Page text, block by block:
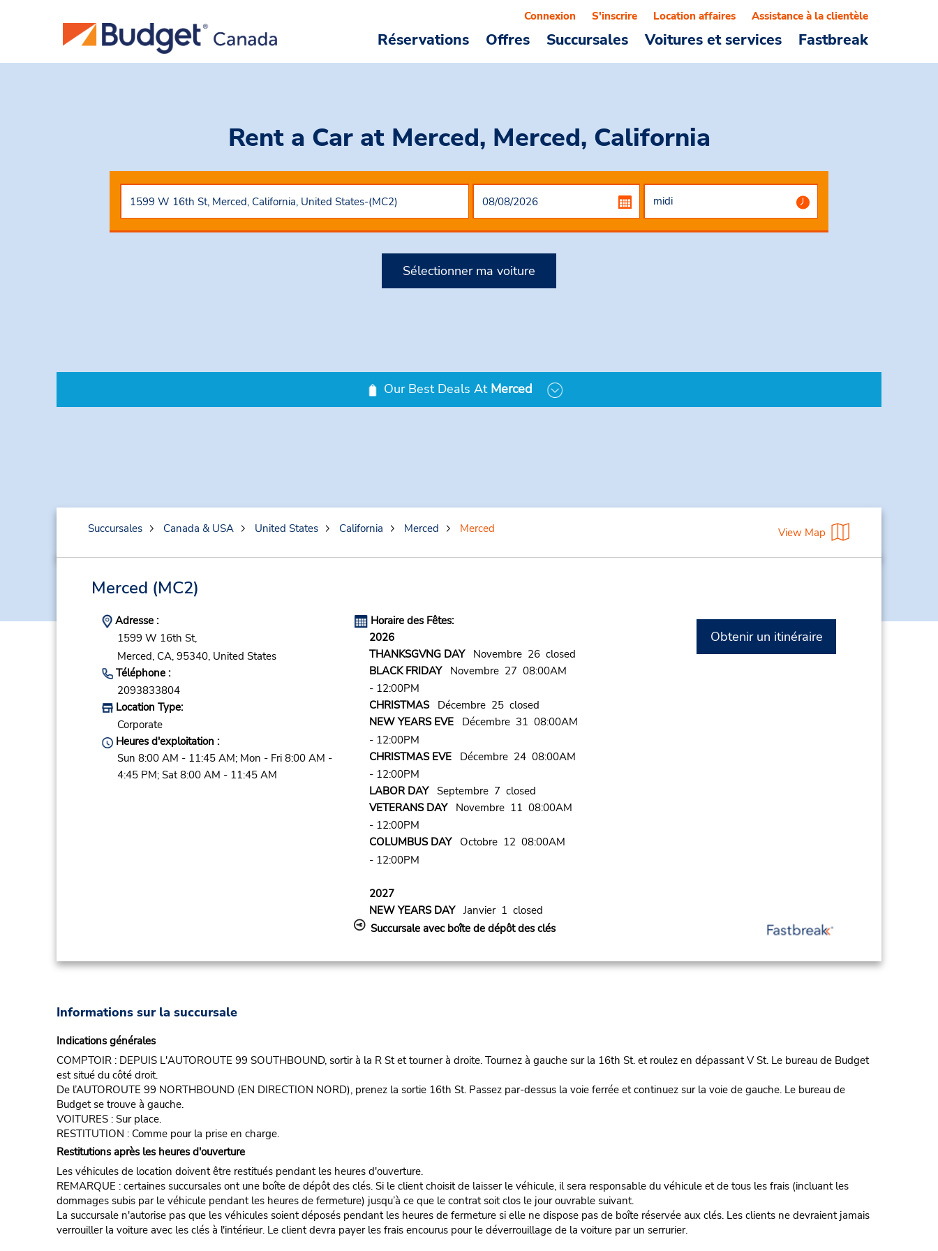
Réservations Offres Succursales Voitures et services Fastbreak
Connexion S'inscrire Location affaires Assistance à la clientèle
Rent a Car at Merced, Merced, California
Sélectionner ma voiture
Our Best Deals At Merced
Succursales Canada & USA United States California Merced Merced View Map
Merced (MC2)
Adresse :
1599 W 16th St,
Merced, CA, 95340, United States
Téléphone :
2093833804
Location Type:
Corporate
Heures d'exploitation :
Sun 8:00 AM - 11:45 AM; Mon - Fri 8:00 AM -
4:45 PM; Sat 8:00 AM - 11:45 AM
Horaire des Fêtes:
2026
THANKSGVNG DAYNovembre 26 closed
BLACK FRIDAYNovembre 27 08:00AM
- 12:00PM
CHRISTMASDécembre 25 closed
NEW YEARS EVEDécembre 31 08:00AM
- 12:00PM
CHRISTMAS EVEDécembre 24 08:00AM
- 12:00PM
LABOR DAYSeptembre 7 closed
VETERANS DAYNovembre 11 08:00AM
- 12:00PM
COLUMBUS DAYOctobre 12 08:00AM
- 12:00PM
2027
NEW YEARS DAYJanvier 1 closed
Succursale avec boîte de dépôt des clés
Obtenir un itinéraire
Informations sur la succursale
Indications générales
COMPTOIR : DEPUIS L'AUTOROUTE 99 SOUTHBOUND, sortir à la R St et tourner à droite. Tournez à gauche sur la 16th St. et roulez en dépassant V St. Le bureau de Budget
est situé du côté droit.
De l’AUTOROUTE 99 NORTHBOUND (EN DIRECTION NORD), prenez la sortie 16th St. Passez par-dessus la voie ferrée et continuez sur la voie de gauche. Le bureau de
Budget se trouve à gauche.
VOITURES : Sur place.
RESTITUTION : Comme pour la prise en charge.
Restitutions après les heures d'ouverture
Les véhicules de location doivent être restitués pendant les heures d'ouverture.
REMARQUE : certaines succursales ont une boîte de dépôt des clés. Si le client choisit de laisser le véhicule, il sera responsable du véhicule et de tous les frais (incluant les
dommages subis par le véhicule pendant les heures de fermeture) jusqu’à ce que le contrat soit clos le jour ouvrable suivant.
La succursale n'autorise pas que les véhicules soient déposés pendant les heures de fermeture si elle ne dispose pas de boîte réservée aux clés. Les clients ne devraient jamais
verrouiller la voiture avec les clés à l'intérieur. Le client devra payer les frais encourus pour le déverrouillage de la voiture par un serrurier.